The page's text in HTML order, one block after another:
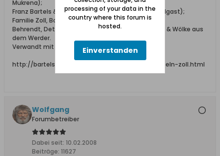
Mukrena);
Franz Bartels & Co., Danzig Breitgasse 64 (aus Wolgast);
Familie Zoll, Bohnsack;
Behrendt, Detlaff / Detloff, Katt, Lissau, Schönhoff & Wölke aus
dem Werder.
Verwandt mit den Familien: Elsner, Adrian, Falk.
http://bartels-zoll.blogspot.de/2012/07/ahnentafeln-zoll.html
Wolfgang
Forumbetreiber
Dabei seit: 10.02.2008
Beiträge: 11627
processing of your data in the
country where this forum is
hosted.
Einverstanden